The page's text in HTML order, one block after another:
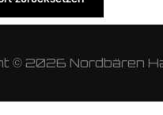
© 2026 Nordbären